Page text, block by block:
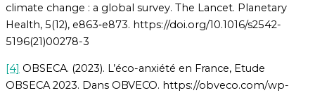
climate change : a global survey. The Lancet. Planetary
Health, 5(12), e863‑e873. https://doi.org/10.1016/s2542-
5196(21)00278-3
[4] OBSECA. (2023). L’éco-anxiété en France, Etude
OBSECA 2023. Dans OBVECO. https://obveco.com/wp-